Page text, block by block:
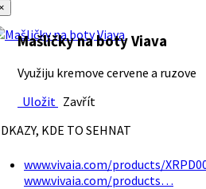
Mašličky na boty Viava
Využiju kremove cervene a ruzove
Uložit Zavřít
KDE TO SEHNAT
www.vivaia.com/products/
www.vivaia.com/products…